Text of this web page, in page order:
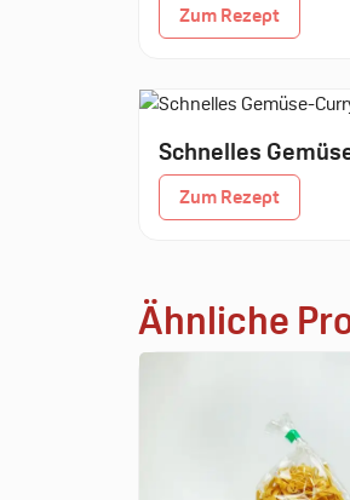
Zum Rezept
Schnelles
Zum Rezept
Ähnliche